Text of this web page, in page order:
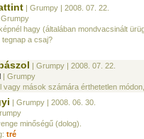
| Grumpy | 2008. 07. 22.
Grumpy
hagy (általában mondvacsinált
tegnap a csaj?
| Grumpy | 2008. 07. 22.
| Grumpy
vagy mások számára érthetetlen
| Grumpy | 2008. 06. 30.
minőségű (dolog).
tré